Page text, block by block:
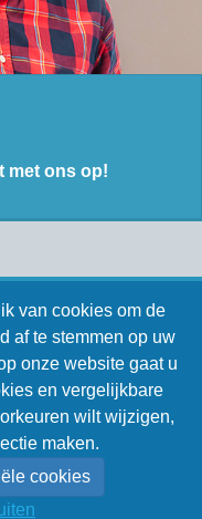
van cookies om de
af te stemmen op uw
onze website gaat u
en vergelijkbare
wilt wijzigen,
maken.
cookies
met ons op!